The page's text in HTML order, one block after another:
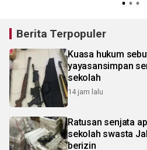
Berita Terpopuler
Kuasa hukum
yayasansimpan
sekolah
14 jam lalu
Ratusan senjata
sekolah swasta
berizin